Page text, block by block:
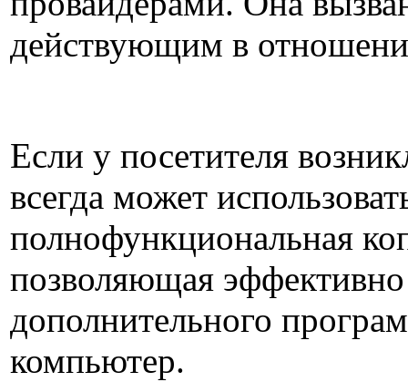
действующим в
Если у посетителя
всегда может
полнофункциональная
позволяющая эффективно
дополнительного
компьютер.